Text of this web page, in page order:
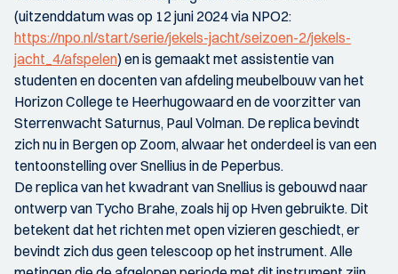
(uitzenddatum was op 12 juni 2024 via NPO2:
https://npo.nl/start/serie/jekels-jacht/seizoen-2/jekels-
jacht_4/afspelen) en is gemaakt met assistentie van
studenten en docenten van afdeling meubelbouw van het
Horizon College te Heerhugowaard en de voorzitter van
Sterrenwacht Saturnus, Paul Volman. De replica bevindt
zich nu in Bergen op Zoom, alwaar het onderdeel is van een
tentoonstelling over Snellius in de Peperbus.
De replica van het kwadrant van Snellius is gebouwd naar
ontwerp van Tycho Brahe, zoals hij op Hven gebruikte. Dit
betekent dat het richten met open vizieren geschiedt, er
bevindt zich dus geen telescoop op het instrument. Alle